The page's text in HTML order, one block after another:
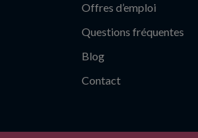
Offres d’emploi
Questions fréquentes
Blog
Contact